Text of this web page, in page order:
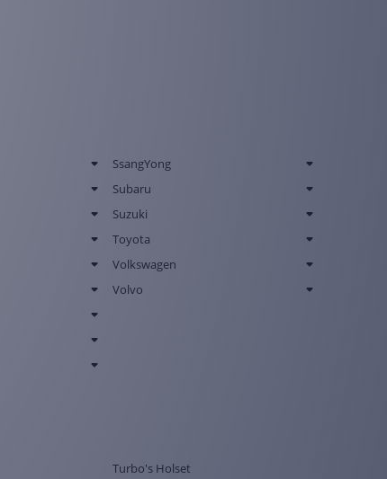
SsangYong
Subaru
Suzuki
Toyota
Volkswagen
Volvo
Turbo's Holset